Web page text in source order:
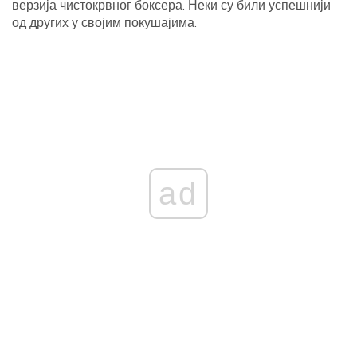
верзија чистокрвног боксера. Неки су били успешнији
од других у својим покушајима.
ad